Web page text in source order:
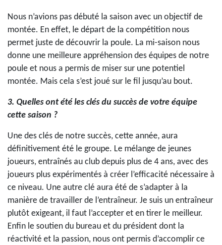
Nous n’avions pas débuté la saison avec un objectif de
montée. En effet, le départ de la compétition nous
permet juste de découvrir la poule. La mi-saison nous
donne une meilleure appréhension des équipes de notre
poule et nous a permis de miser sur une potentiel
montée. Mais cela s’est joué sur le fil jusqu’au bout.
3. Quelles ont été les clés du succès de votre équipe
cette saison ?
Une des clés de notre succès, cette année, aura
définitivement été le groupe. Le mélange de jeunes
joueurs, entraînés au club depuis plus de 4 ans, avec des
joueurs plus expérimentés à créer l’efficacité nécessaire à
ce niveau. Une autre clé aura été de s’adapter à la
manière de travailler de l’entraîneur. Je suis un entraîneur
plutôt exigeant, il faut l’accepter et en tirer le meilleur.
Enfin le soutien du bureau et du président dont la
réactivité et la passion, nous ont permis d’accomplir ce